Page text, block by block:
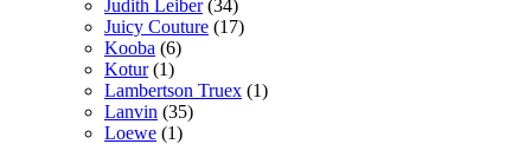
Judith Leiber(34)
Juicy Couture (17)
Kooba (6)
Kotur(1)
Lambertson Truex (1)
Lanvin (35)
Loewe (1)